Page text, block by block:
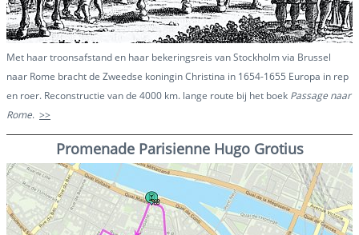
Met haar troonsafstand en haar bekeringsreis van Stockholm via Brussel
naar Rome bracht de Zweedse koningin Christina in 1654-1655 Europa in rep
en roer. Reconstructie van de 4000 km. lange route bij het boek Passage naar
Rome. >>
Promenade Parisienne Hugo Grotius